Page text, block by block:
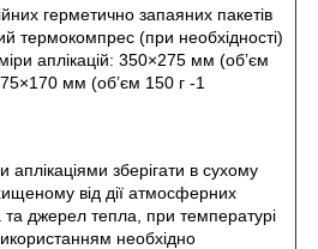
герметично запаяних пакетів
термокомпрес (при необхідності)
аплікацій: 350×275 мм (об’єм
мм (об’єм 150 г -1
зберігати в сухому
від дії атмосферних
та джерел тепла, при температурі
необхідно